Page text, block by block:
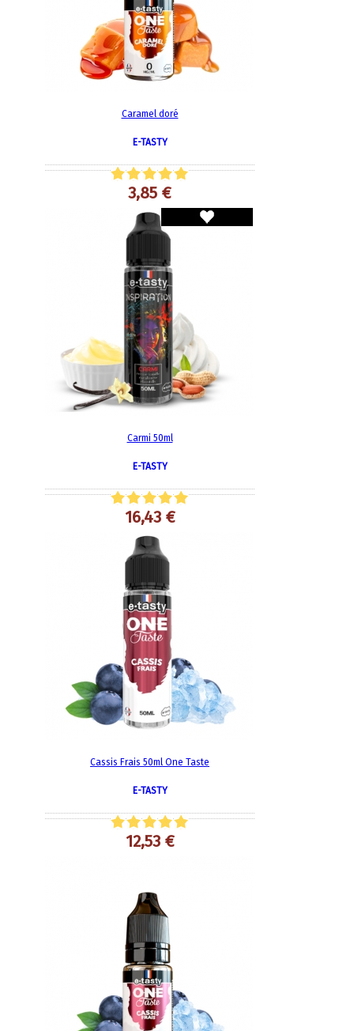
Caramel doré
E-TASTY
3,85 €
Carmi 50ml
E-TASTY
16,43 €
Cassis Frais 50ml One Taste
E-TASTY
12,53 €